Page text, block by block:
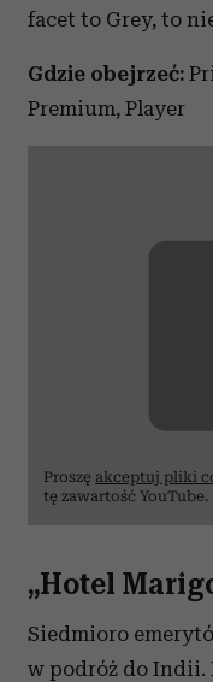
facet to Grey, to
Gdzie obejrzeć:
Premium, Player
Proszę akceptuj pliki
tę zawartość YouTube.
„Hotel
Siedmioro
w podróż do Indii.